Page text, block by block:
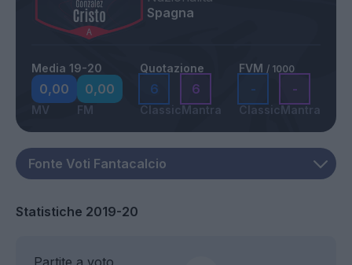
Spagna
Media 19-20
0,00
MV
0,00
FM
Quotazione
6
Classic
6
Mantra
FVM / 1000
-
Classic
-
Mantra
Statistiche 2019-20